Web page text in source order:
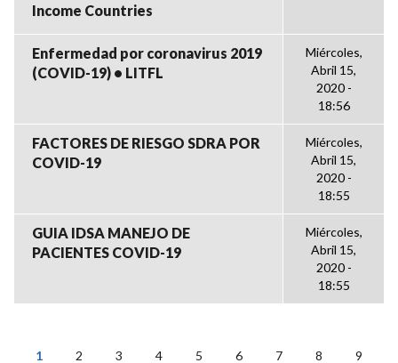
Income Countries
Enfermedad por coronavirus 2019
(COVID-19) • LITFL
Miércoles,
Abril 15,
2020 -
18:56
FACTORES DE RIESGO SDRA POR
COVID-19
Miércoles,
Abril 15,
2020 -
18:55
GUIA IDSA MANEJO DE
PACIENTES COVID-19
Miércoles,
Abril 15,
2020 -
18:55
1 2 3 4 5 6 7 8 9